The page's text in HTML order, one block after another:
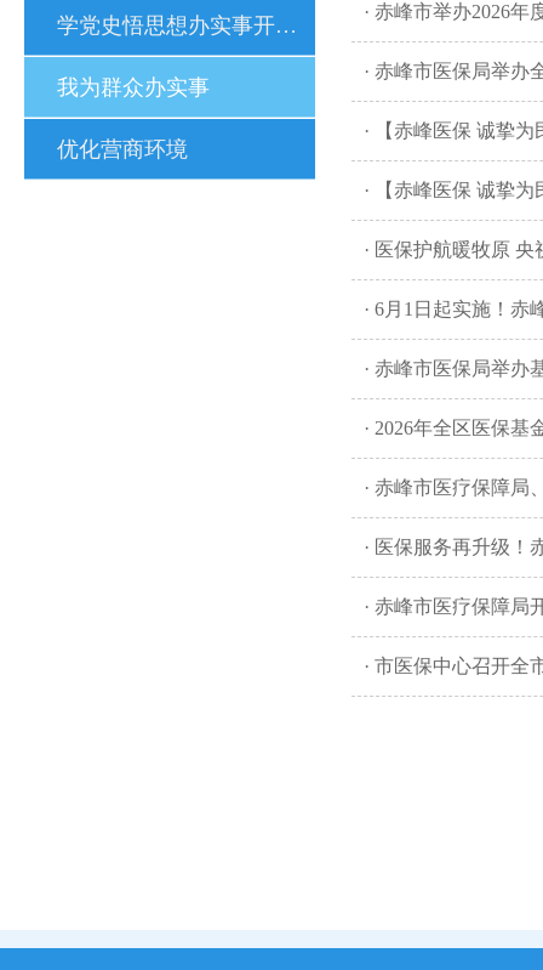
学党史悟思想办实事开新局
我为群众办实事
优化营商环境
· 赤峰市举办2026
· 赤峰市医保局举办
· 【赤峰医保 诚挚
· 【赤峰医保 诚挚
· 医保护航暖牧原
· 6月1日起实施！
· 赤峰市医保局举
· 2026年全区医保
· 赤峰市医疗保障局
· 医保服务再升级！
· 赤峰市医疗保障局
· 市医保中心召开全